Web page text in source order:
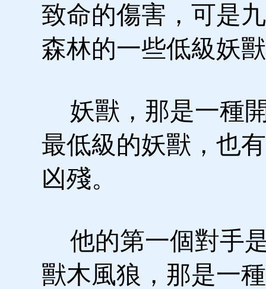
致命的傷害，可是
森林的一些低級妖
妖獸，那是一種
最低級的妖獸，也
凶殘。
他的第一個對手
獸木風狼，那是一